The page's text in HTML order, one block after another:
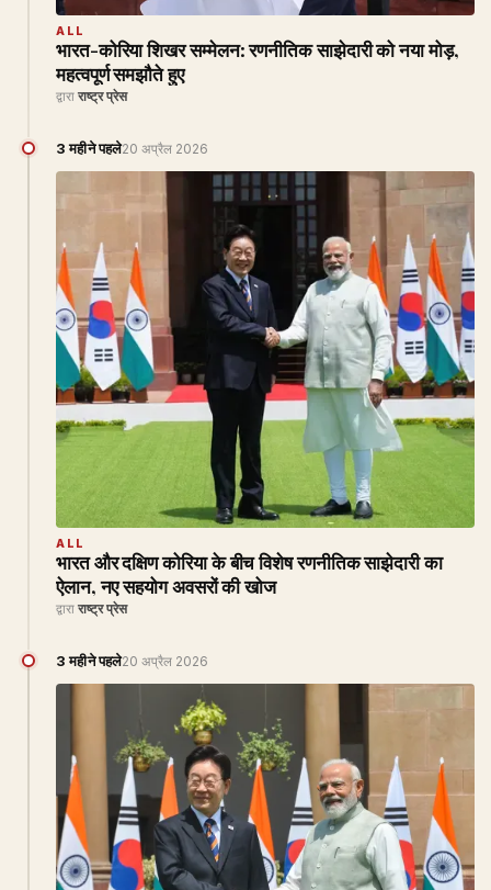
ALL
भारत-कोरिया शिखर सम्मेलन: रणनीतिक साझेदारी को नया मोड़,
महत्वपूर्ण समझौते हुए
द्वारा राष्ट्र प्रेस
3 महीने पहले20 अप्रैल 2026
ALL
भारत और दक्षिण कोरिया के बीच विशेष रणनीतिक साझेदारी का
ऐलान, नए सहयोग अवसरों की खोज
द्वारा राष्ट्र प्रेस
3 महीने पहले20 अप्रैल 2026